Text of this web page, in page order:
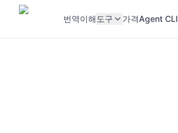
번역이해 도구 가격Agent CLI